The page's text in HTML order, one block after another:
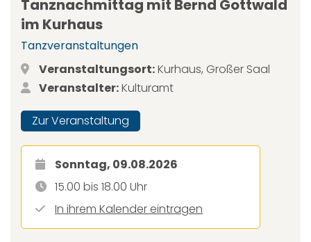
Tanznachmittag mit Bernd Gottwald
im Kurhaus
Tanzveranstaltungen
Veranstaltungsort:Kurhaus, Großer Saal
Veranstalter:Kulturamt
Zur Veranstaltung
Sonntag, 09.08.2026
15.00 bis 18.00 Uhr
In ihrem Kalender eintragen